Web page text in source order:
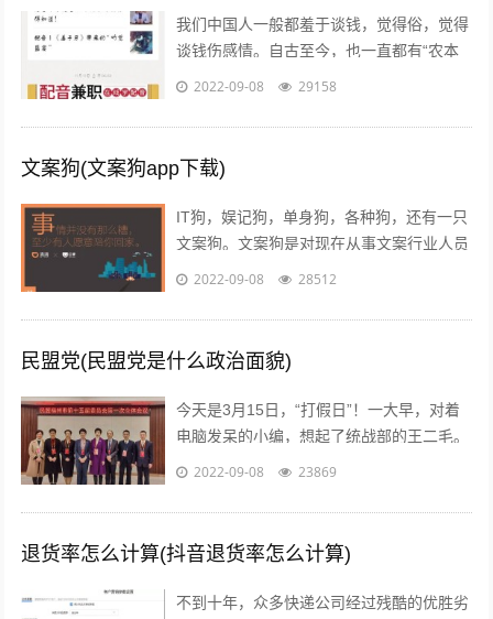
我们中国人一般都羞于谈钱，觉得俗，觉得
谈钱伤感情。自古至今，也一直都有“农本
商末”“学而优则仕”的思想传统。已经开始做
2022-09-08 29158
文案狗(文案狗app下载)
IT狗，娱记狗，单身狗，各种狗，还有一只
文案狗。文案狗是对现在从事文案行业人员
的统称，白天看案例写文案，晚上看稿子改
2022-09-08 28512
民盟党(民盟党是什么政治面貌)
今天是3月15日，“打假日”！一大早，对着
电脑发呆的小编，想起了统战部的王二毛。
有一天，王二毛吃完饭遛弯遇见隔壁王阿
2022-09-08 23869
退货率怎么计算(抖音退货率怎么计算)
不到十年，众多快递公司经过残酷的优胜劣